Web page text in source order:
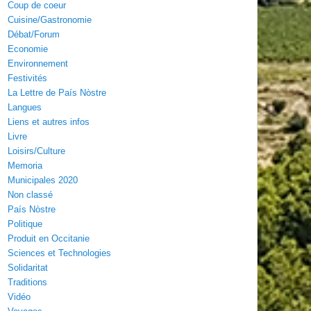
Coup de coeur
Cuisine/Gastronomie
Débat/Forum
Economie
Environnement
Festivités
La Lettre de País Nòstre
Langues
Liens et autres infos
Livre
Loisirs/Culture
Memoria
Municipales 2020
Non classé
País Nòstre
Politique
Produit en Occitanie
Sciences et Technologies
Solidaritat
Traditions
Vidéo